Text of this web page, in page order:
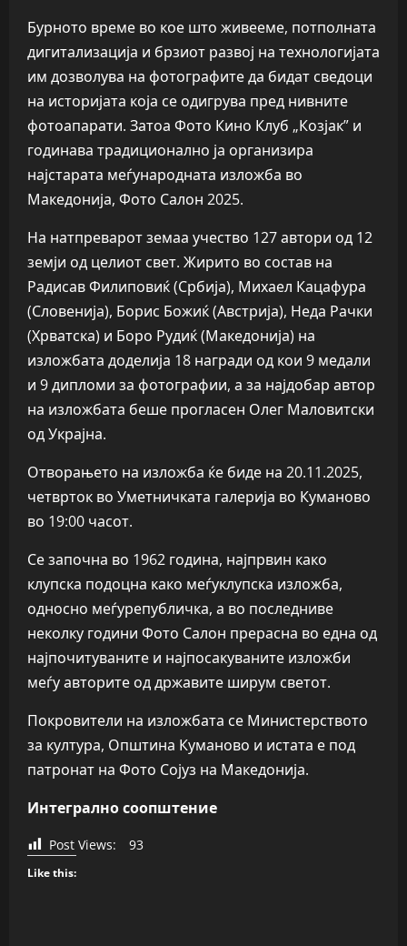
Бурното време во кое што живееме, потполната
дигитализација и брзиот развој на технологијата
им дозволува на фотографите да бидат сведоци
на историјата која се одигрува пред нивните
фотоапарати. Затоа Фото Кино Клуб „Козјак” и
годинава традиционално ја организира
најстарата меѓународната изложба во
Македонија, Фото Салон 2025.
На натпреварот земаа учество 127 автори од 12
земји од целиот свет. Жирито во состав на
Радисав Филиповиќ (Србија), Михаел Кацафура
(Словенија), Борис Божиќ (Австрија), Неда Рачки
(Хрватска) и Боро Рудиќ (Македонија) на
изложбата доделија 18 награди од кои 9 медали
и 9 дипломи за фотографии, а за најдобар автор
на изложбата беше прогласен Олег Маловитски
од Украјна.
Отворањето на изложба ќе биде на 20.11.2025,
четврток во Уметничката галерија во Куманово
во 19:00 часот.
Се започна во 1962 година, најпрвин како
клупска подоцна како меѓуклупска изложба,
односно меѓурепубличка, а во последниве
неколку години Фото Салон прерасна во една од
најпочитуваните и најпосакуваните изложби
меѓу авторите од државите ширум светот.
Покровители на изложбата се Министерството
за култура, Општина Куманово и истата е под
патронат на Фото Сојуз на Македонија.
Интегрално соопштение
Post Views: 93
Like this: